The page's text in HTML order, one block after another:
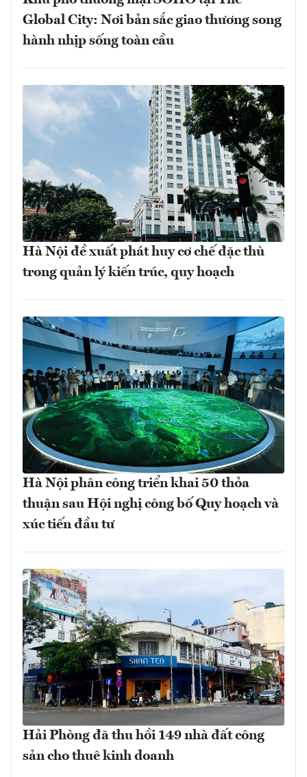
Global City: Nơi bản sắc giao thương song
hành nhịp sống toàn cầu
Hà Nội đề xuất phát huy cơ chế đặc thù
trong quản lý kiến trúc, quy hoạch
Hà Nội phân công triển khai 50 thỏa
thuận sau Hội nghị công bố Quy hoạch và
xúc tiến đầu tư
Hải Phòng đã thu hồi 149 nhà đất công
sản cho thuê kinh doanh